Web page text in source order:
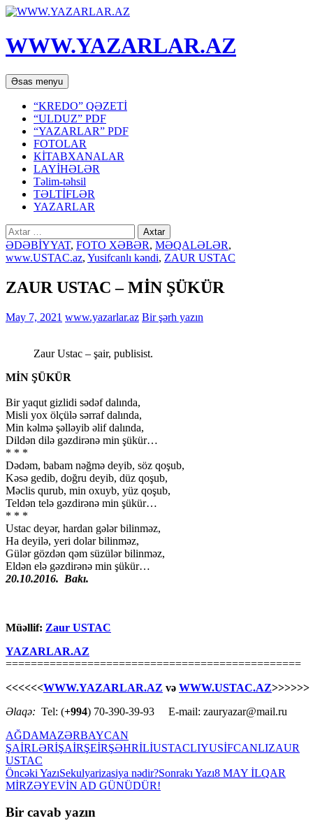
WWW.YAZARLAR.AZ
Axtar
Əsas menyu Mühtəviyyata
keç
“KREDO” QƏZETİ
“ULDUZ” PDF
“YAZARLAR” PDF
FOTOLAR
KİTABXANALAR
LAYİHƏLƏR
Təlim-təhsil
TƏLTİFLƏR
YAZARLAR
Axtarış:
ƏDƏBİYYAT, FOTO XƏBƏR, MƏQALƏLƏR,
www.USTAC.az, Yusifcanlı kəndi, ZAUR USTAC
ZAUR USTAC – MİN ŞÜKÜR
May 7, 2021 www.yazarlar.az Bir şərh yazın
Zaur Ustac – şair, publisist.
MİN ŞÜKÜR
Bir yaqut gizlidi sədəf dalında,
Misli yox ölçülə sərraf dalında,
Min kəlmə şəlləyib əlif dalında,
Dildən dilə gəzdirənə min şükür…
* * *
Dədəm, babam nəğmə deyib, söz qoşub,
Kəsə gedib, doğru deyib, düz qoşub,
Məclis qurub, min oxuyb, yüz qoşub,
Teldən telə gəzdirənə min şükür…
* * *
Ustac deyər, hardan gələr bilinməz,
Ha deyilə, yeri dolar bilinməz,
Gülər gözdən qəm süzülər bilinməz,
Eldən elə gəzdirənə min şükür…
20.10.2016. Bakı.
Müəllif: Zaur USTAC
YAZARLAR.AZ
===============================================
<<<<<<WWW.YAZARLAR.AZ və WWW.USTAC.AZ>>>>>>
Əlaqə: Tel: (+994) 70-390-39-93 E-mail: zauryazar@mail.ru
AĞDAMAZƏRBAYCAN
ŞAİRLƏRİŞAİRŞEİRŞƏHRİLİUSTACLIYUSİFCANLIZAUR
USTAC
Yazılar
üzrə
naviqasiya
Öncəki YazıSekulyarizasiya nədir?Sonrakı Yazı8 MAY İLQAR
MİRZƏYEVİN AD GÜNÜDÜR!
Bir cavab yazın